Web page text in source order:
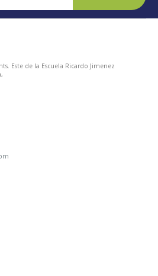
Este de la Escuela Ricardo Jimenez